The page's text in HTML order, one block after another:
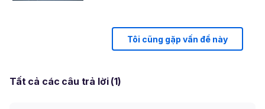
Tôi cũng gặp vấn đề này
Tất cả các câu trả lời (1)